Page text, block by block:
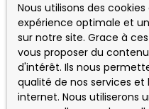
INFORMATIONS
Nos honoraires
Mentions légales
Nous utilisons des
expérience optimale et
sur notre site. Grace à
vous proposer du
d'intérêt. Ils nous
qualité de nos services
internet. Nous utiliserons